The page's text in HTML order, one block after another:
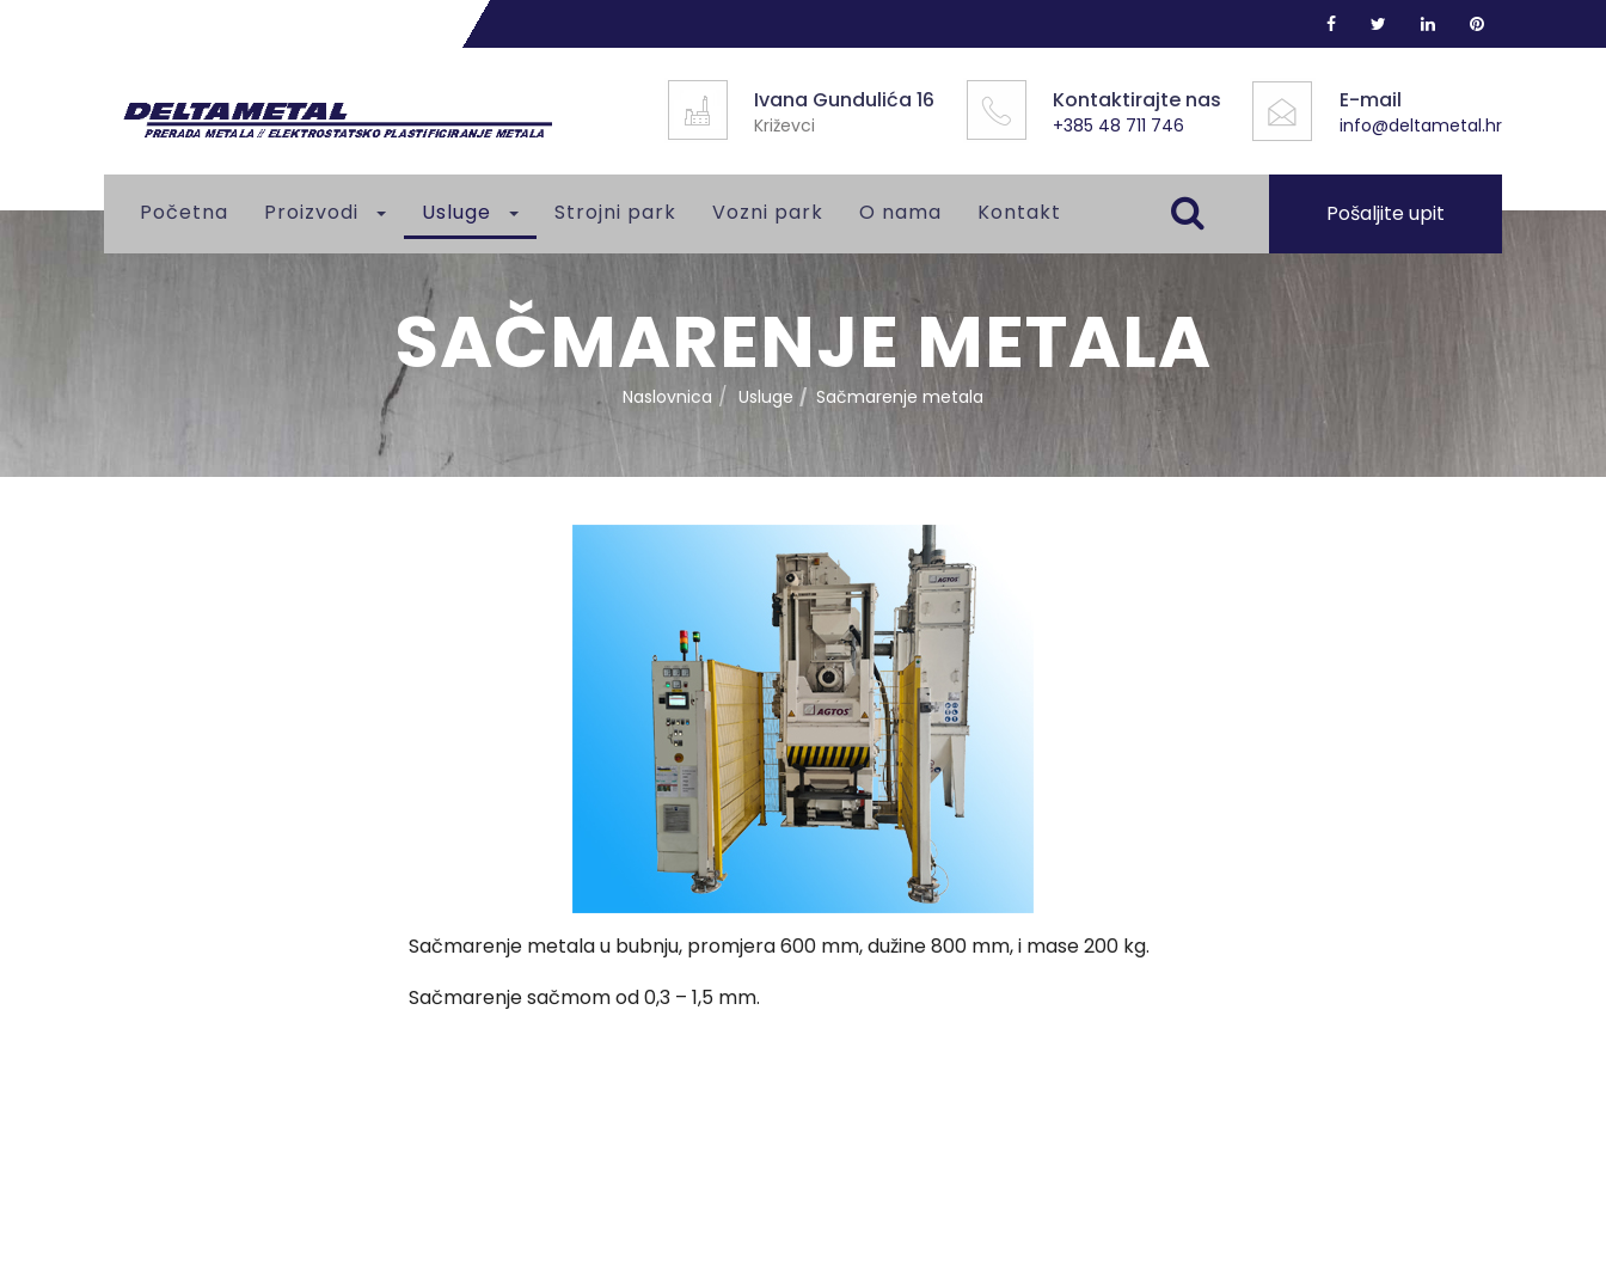
Ivana Gundulića 16
Križevci
Kontaktirajte nas
+385 48 711 746
E-mail
info@deltametal.hr
Početna Proizvodi Usluge Strojni park Vozni park O nama Kontakt Pošaljite upit
SAČMARENJE METALA
Naslovnica Usluge Sačmarenje metala
Sačmarenje metala u bubnju, promjera 600 mm, dužine 800 mm, i mase 200 kg.
Sačmarenje sačmom od 0,3 – 1,5 mm.